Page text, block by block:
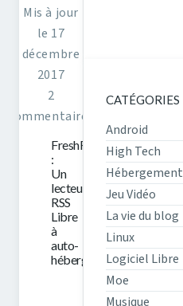
Mis à jour
le 17
décembre
2017
2
commentaires
FreshRSS
:
Un
lecteur
RSS
Libre
à
auto-
héberger
CATÉGORIES
Android
High Tech
Hébergement
Jeu Vidéo
La vie du blog
Linux
Logiciel Libre
Moe
Musique